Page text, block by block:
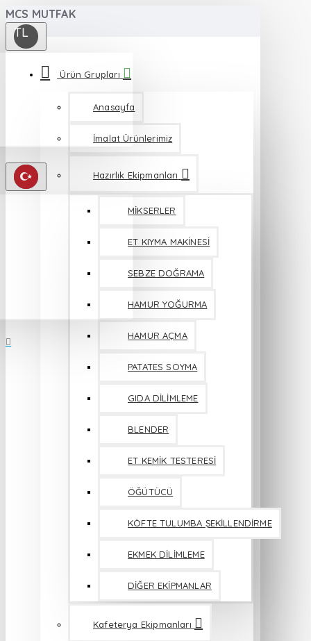
MCS MUTFAK
TL
Ürün Grupları
Anasayfa
İmalat Ürünlerimiz
Hazırlık Ekipmanları
MİKSERLER
ET KIYMA MAKİNESİ
SEBZE DOĞRAMA
HAMUR YOĞURMA
HAMUR AÇMA
PATATES SOYMA
GIDA DİLİMLEME
BLENDER
ET KEMİK TESTERESİ
ÖĞÜTÜCÜ
KÖFTE TULUMBA ŞEKİLLENDİRME
EKMEK DİLİMLEME
DİĞER EKİPMANLAR
Kafeterya Ekipmanları